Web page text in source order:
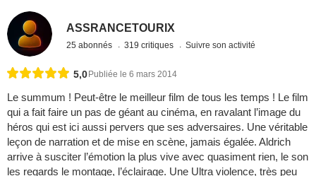
ASSRANCETOURIX
25 abonnés 319 critiques Suivre son activité
5,0 Publiée le 6 mars 2014
Le summum ! Peut-être le meilleur film de tous les temps ! Le film
qui a fait faire un pas de géant au cinéma, en ravalant l’image du
héros qui est ici aussi pervers que ses adversaires. Une véritable
leçon de narration et de mise en scène, jamais égalée. Aldrich
arrive à susciter l’émotion la plus vive avec quasiment rien, le son
les regards le montage, l’éclairage. Une Ultra violence, très peu